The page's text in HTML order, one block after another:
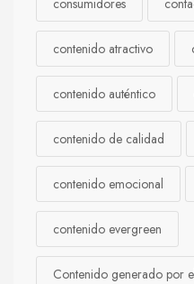
consumidores
contenido atractivo
contenido auténtico
contenido de calidad
contenido emocional
contenido evergreen
Contenido generado por